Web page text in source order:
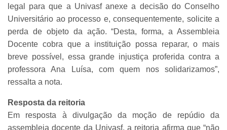
legal para que a Univasf anexe a decisão do Conselho
Universitário ao processo e, consequentemente, solicite a
perda de objeto da ação. “Desta, forma, a Assembleia
Docente cobra que a instituição possa reparar, o mais
breve possível, essa grande injustiça proferida contra a
professora Ana Luísa, com quem nos solidarizamos”,
ressalta a nota.
Resposta da reitoria
Em resposta à divulgação da moção de repúdio da
assembleia docente da Univasf, a reitoria afirma que “não